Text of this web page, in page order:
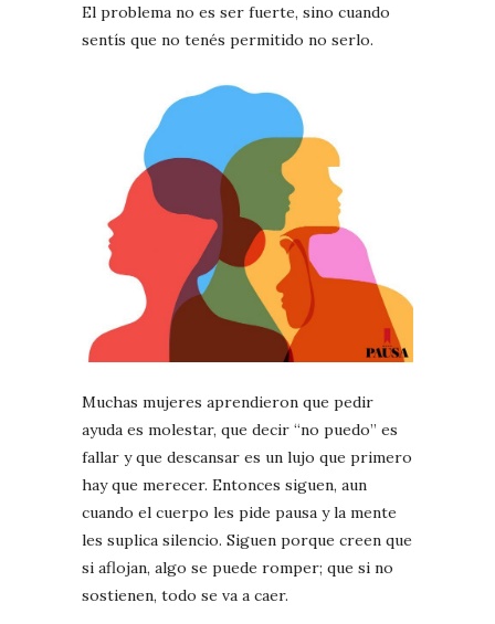
El problema no es ser fuerte, sino cuando
sentís que no tenés permitido no serlo.
Muchas mujeres aprendieron que pedir
ayuda es molestar, que decir “no puedo” es
fallar y que descansar es un lujo que primero
hay que merecer. Entonces siguen, aun
cuando el cuerpo les pide pausa y la mente
les suplica silencio. Siguen porque creen que
si aflojan, algo se puede romper; que si no
sostienen, todo se va a caer.